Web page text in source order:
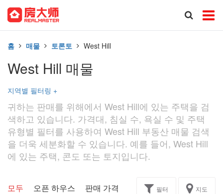
홈 매물 토론토 West Hill
West Hill 매물
지역별 필터링 +
귀하는 판매를 위해에서 West Hill에 있는 주택을 검
색하고 있습니다. 가격대, 침실 수, 욕실 수 및 주택
유형별 필터를 사용하여 West Hill 부동산 매물 검색
을 더욱 세분화할 수 있습니다. 예를 들어, West Hill
에 있는 주택, 콘도 또는 토지입니다.
모두 오픈 하우스 판매 가격 독점 과제
필터 지도